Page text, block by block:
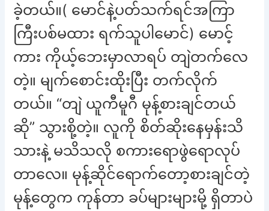
ခဲ့တယ်။( မောင်နဲ့ပတ်သက်ရင်အကြာ
ကြီးပစ်မထား ရက်သူပါမောင်) မောင့်
ကား ကိုယ့်ဘေးမှာလာရပ် တျဲတက်လေ
တဲ့။ မျက်စောင်းထိုးပြီး တက်လိုက်
တယ်။ “တျဲ ယူကီမူဂီ မုန့်စားချင်တယ်
ဆို” သွားစို့တဲ့။ လူကို စိတ်ဆိုးနေမှန်းသိ
သားနဲ့ မသိသလို စကားရောဖွဲရောလုပ်
တာလေ။ မုန့်ဆိုင်ရောက်တော့စားချင်တဲ့
မုန့်တွေက ကုန်တာ ခပ်များများမို့ ရှိတာပဲ